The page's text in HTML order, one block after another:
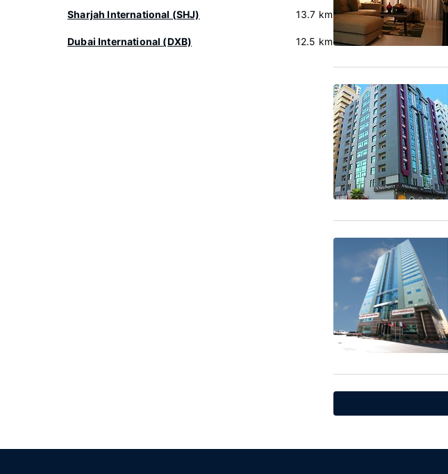
Sharjah International (SHJ) 13.7 km
Dubai International (DXB) 12.5 km